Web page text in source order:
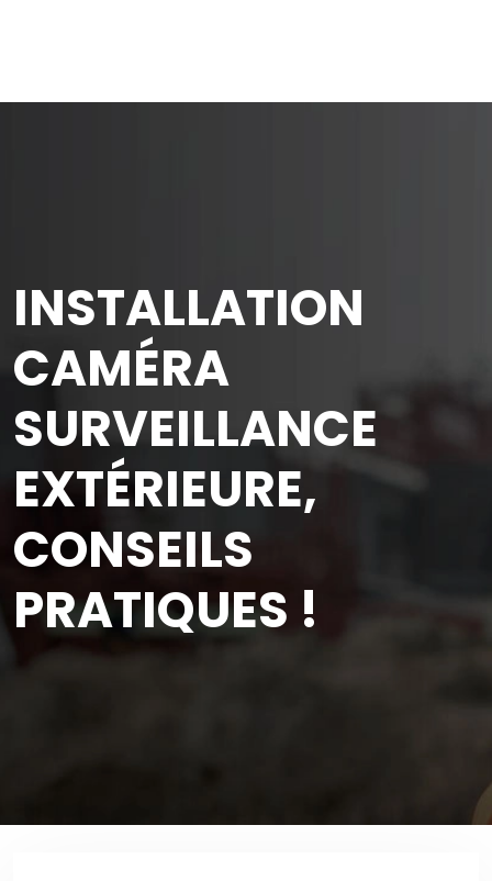
INSTALLATION
CAMÉRA
SURVEILLANCE
EXTÉRIEURE,
CONSEILS
PRATIQUES !